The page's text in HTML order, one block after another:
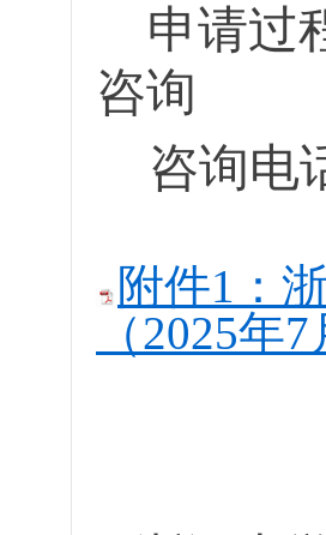
申请过
咨询
咨询电
附件1：
（2025年